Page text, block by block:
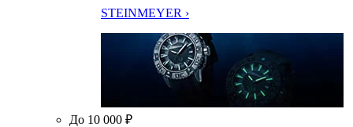
STEINMEYER ›
До 10 000 ₽